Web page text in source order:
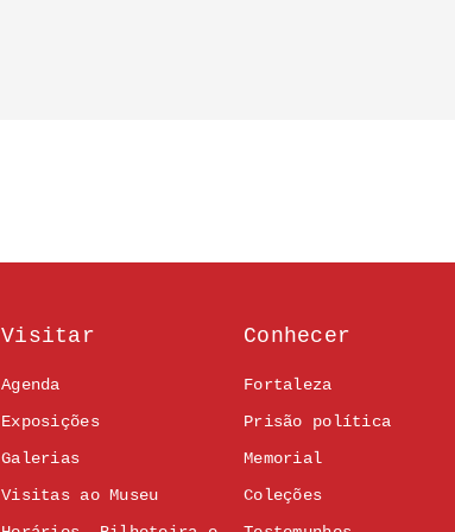
Visitar
Agenda
Exposições
Galerias
Visitas ao Museu
Conhecer
Fortaleza
Prisão política
Memorial
Coleções